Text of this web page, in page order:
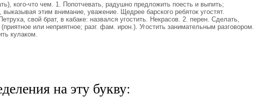
кого-что чем. 1. Попотчевать, радушно предложить поесть и выпить;
выказывая этим внимание, уважение. Щедрее барского ребяток угостят.
свой брат, в кабаке: назвался угостить. Некрасов. 2. перен. Сделать,
или неприятное; разг. фам. ирон.). Угостить занимательным разговором.
кулаком.
на эту букву: